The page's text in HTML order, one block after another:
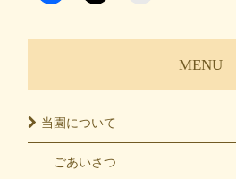
MENU
当園について
ごあいさつ